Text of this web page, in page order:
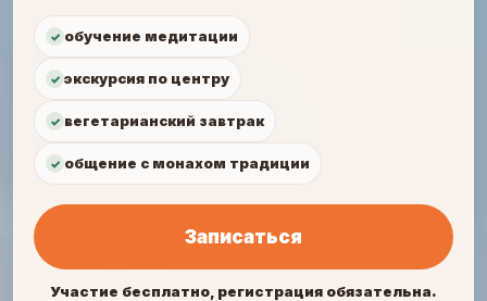
обучение медитации
экскурсия по центру
вегетарианский завтрак
общение с монахом традиции
Записаться
Участие бесплатно, регистрация обязательна.